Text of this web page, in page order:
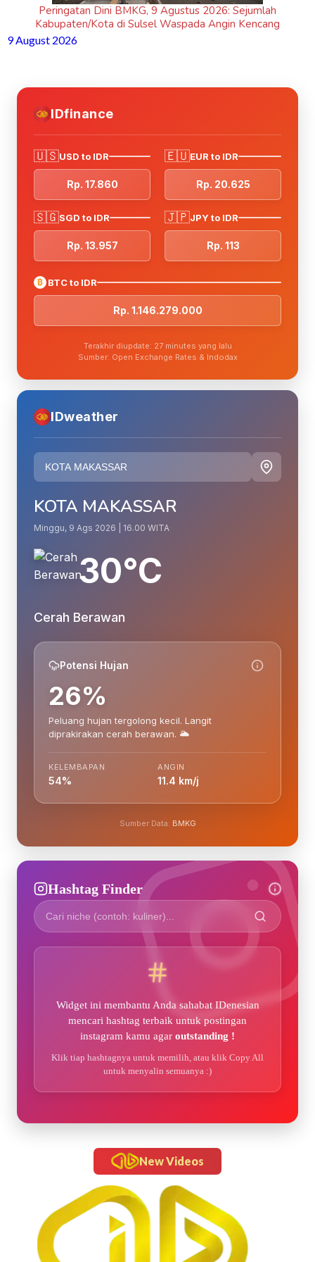
Peringatan Dini BMKG, 9 Agustus 2026: Sejumlah
Kabupaten/Kota di Sulsel Waspada Angin Kencang
9 August 2026
IDfinance
🇺🇸USD to IDR
Rp. 17.860
🇪🇺EUR to IDR
Rp. 20.625
🇸🇬SGD to IDR
Rp. 13.957
🇯🇵JPY to IDR
Rp. 113
₿ BTC to IDR
Rp. 1.146.279.000
Terakhir diupdate: 27 minutes yang lalu
Sumber: Open Exchange Rates & Indodax
IDweather
KOTA MAKASSAR
Minggu, 9 Ags 2026 | 16.00 WITA
30°C
Cerah Berawan
Potensi Hujan
26%
Peluang hujan tergolong kecil. Langit
diprakirakan cerah berawan. 🌥️
KELEMBAPAN
54%
ANGIN
11.4 km/j
Sumber Data: BMKG
Hashtag Finder
Widget ini membantu Anda sahabat IDenesian
mencari hashtag terbaik untuk postingan
instagram kamu agar outstanding !
Klik tiap hashtagnya untuk memilih, atau klik Copy All
untuk menyalin semuanya :)
New Videos